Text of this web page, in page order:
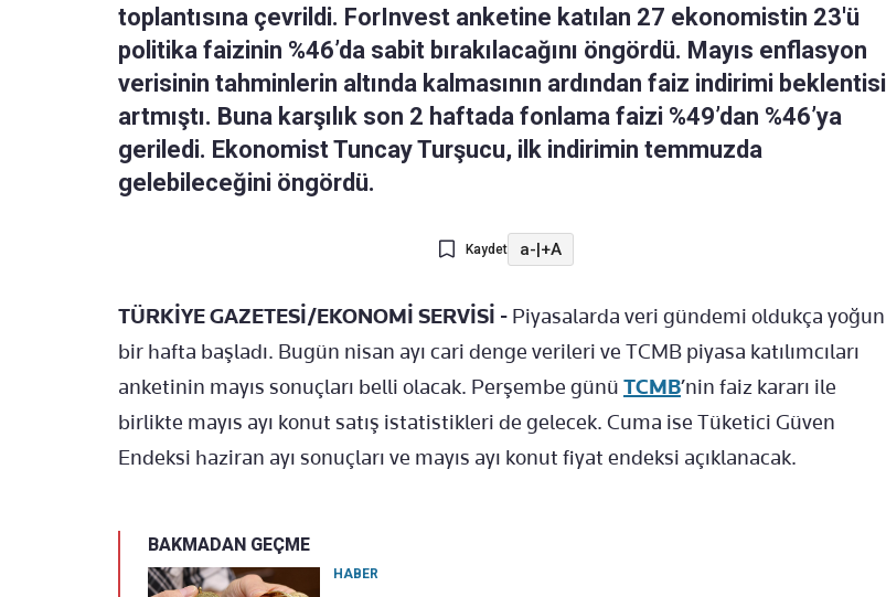
toplantısına çevrildi. ForInvest anketine katılan 27 ekonomistin 23'ü
politika faizinin %46’da sabit bırakılacağını öngördü. Mayıs enflasyon
verisinin tahminlerin altında kalmasının ardından faiz indirimi beklentisi
artmıştı. Buna karşılık son 2 haftada fonlama faizi %49’dan %46’ya
geriledi. Ekonomist Tuncay Turşucu, ilk indirimin temmuzda
gelebileceğini öngördü.
Kaydet a-|+A
TÜRKİYE GAZETESİ/EKONOMİ SERVİSİ - Piyasalarda veri gündemi oldukça yoğun
bir hafta başladı. Bugün nisan ayı cari denge verileri ve TCMB piyasa katılımcıları
anketinin mayıs sonuçları belli olacak. Perşembe günü TCMB’nin faiz kararı ile
birlikte mayıs ayı konut satış istatistikleri de gelecek. Cuma ise Tüketici Güven
Endeksi haziran ayı sonuçları ve mayıs ayı konut fiyat endeksi açıklanacak.
BAKMADAN GEÇME
HABER